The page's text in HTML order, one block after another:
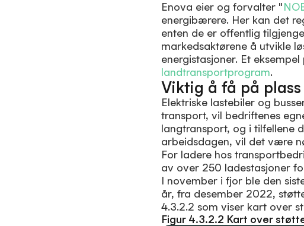
Enova eier og forvalter "
energibærere. Her kan det
enten de er offentlig
markedsaktørene å utvikle
energistasjoner. Et
landtransportprogram.
Viktig å få på
Elektriske lastebiler og
transport, vil bedriftenes
langtransport, og i tilfellene
arbeidsdagen, vil det være
For ladere hos
av over 250 ladestasjoner
I november i fjor ble den
år, fra desember 2022,
4.3.2.2 som viser kart over
Figur 4.3.2.2 Kart over